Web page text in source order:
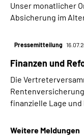
Unser monatlicher
Absicherung im
Pressemitteilung
Finanzen und
Die
finanzielle Lage
Weitere Meldungen